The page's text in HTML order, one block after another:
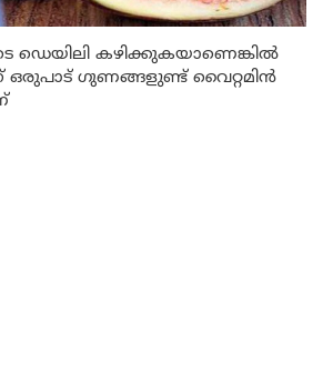
ഡെയിലി കഴിക്കുകയാണെങ്കിൽ
ഒരുപാട് ഗുണങ്ങളുണ്ട് വൈറ്റമിൻ